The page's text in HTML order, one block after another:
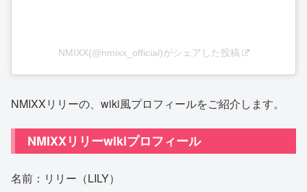
NMIXX(@nmixx_official)がシェアした投稿
NMIXXリリーの、wiki風プロフィールをご紹介します。
NMIXXリリーwikiプロフィール
名前：リリー（LILY）